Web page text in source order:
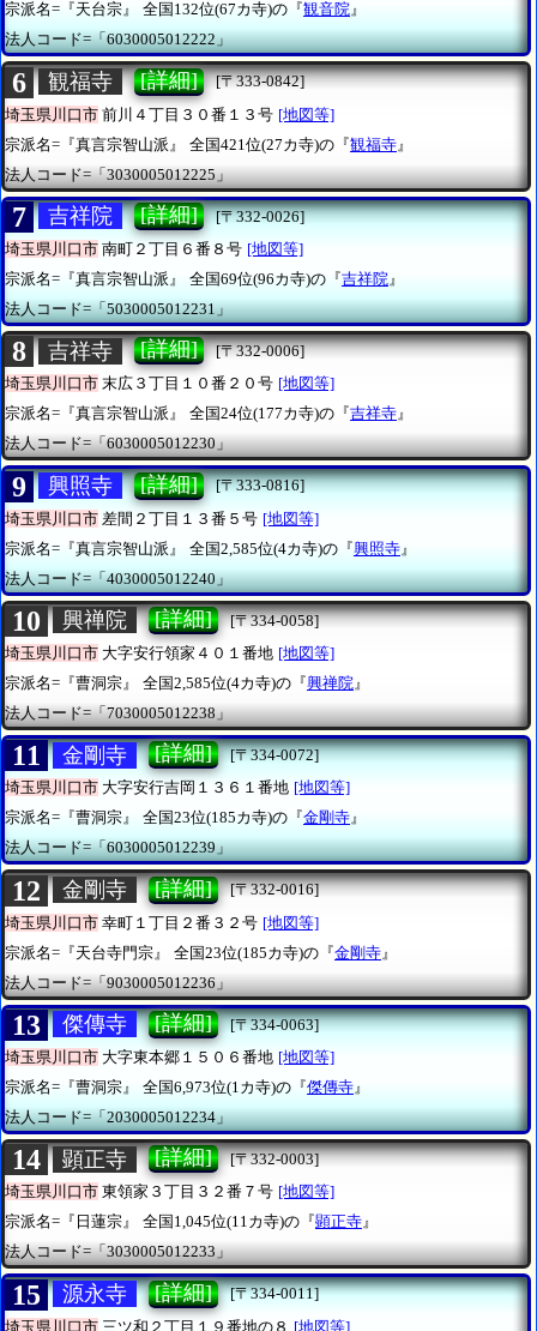
宗派名=『天台宗』
全国132位(67カ寺)の『観音院』
法人コード=「6030005012222」
6 観福寺 [詳細]
[〒333-0842]
埼玉県川口市 前川４丁目３０番１３号 [地図等]
宗派名=『真言宗智山派』
全国421位(27カ寺)の『観福寺 』
法人コード=「3030005012225」
7 吉祥院 [詳細]
[〒332-0026]
埼玉県川口市 南町２丁目６番８号 [地図等]
宗派名=『真言宗智山派』
全国69位(96カ寺)の『吉祥院 』
法人コード=「5030005012231」
8 吉祥寺 [詳細]
[〒332-0006]
埼玉県川口市 末広３丁目１０番２０号 [地図等]
宗派名=『真言宗智山派』
全国24位(177カ寺)の『吉祥寺』
法人コード=「6030005012230」
9 興照寺 [詳細]
[〒333-0816]
埼玉県川口市 差間２丁目１３番５号 [地図等]
宗派名=『真言宗智山派』
全国2,585位(4カ寺)の『興照寺 』
法人コード=「4030005012240」
10 興禅院 [詳細]
[〒334-0058]
埼玉県川口市 大字安行領家４０１番地 [地図等]
宗派名=『曹洞宗』
全国2,585位(4カ寺)の『興禅院 』
法人コード=「7030005012238」
11 金剛寺 [詳細]
[〒334-0072]
埼玉県川口市 大字安行吉岡１３６１番地 [地図等]
宗派名=『曹洞宗』
全国23位(185カ寺)の『金剛寺』
法人コード=「6030005012239」
12 金剛寺 [詳細]
[〒332-0016]
埼玉県川口市 幸町１丁目２番３２号 [地図等]
宗派名=『天台寺門宗』
全国23位(185カ寺)の『金剛寺 』
法人コード=「9030005012236」
13 傑傳寺 [詳細]
[〒334-0063]
埼玉県川口市 大字東本郷１５０６番地 [地図等]
宗派名=『曹洞宗』
全国6,973位(1カ寺)の『傑傳寺 』
法人コード=「2030005012234」
14 顕正寺 [詳細]
[〒332-0003]
埼玉県川口市 東領家３丁目３２番７号 [地図等]
宗派名=『日蓮宗』
全国1,045位(11カ寺)の『顕正寺』
法人コード=「3030005012233」
15 源永寺 [詳細]
[〒334-0011]
埼玉県川口市 三ツ和２丁目１９番地の８ [地図等]